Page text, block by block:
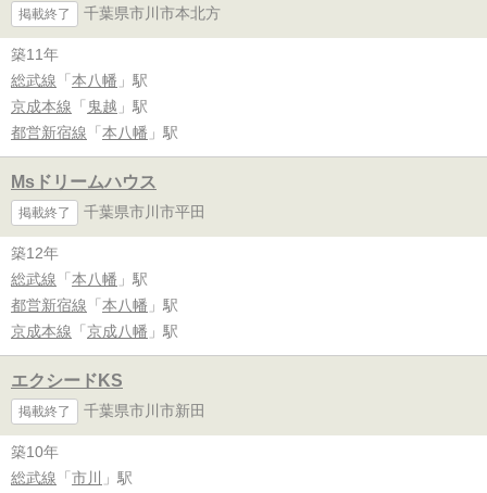
掲載終了 千葉県市川市本北方
築11年
総武線 「 本八幡 」駅
京成本線 「 鬼越 」駅
都営新宿線 「 本八幡 」駅
Msドリームハウス
掲載終了 千葉県市川市平田
築12年
総武線 「 本八幡 」駅
都営新宿線 「 本八幡 」駅
京成本線 「 京成八幡 」駅
エクシードKS
掲載終了 千葉県市川市新田
築10年
総武線 「 市川
」駅